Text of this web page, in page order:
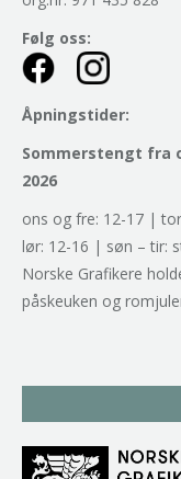
Følg oss:
Åpningstider:
Sommerstengt fra
2026
ons og fre: 12-17 |
lør: 12-16 | søn – tir:
Norske Grafikere
påskeuken og